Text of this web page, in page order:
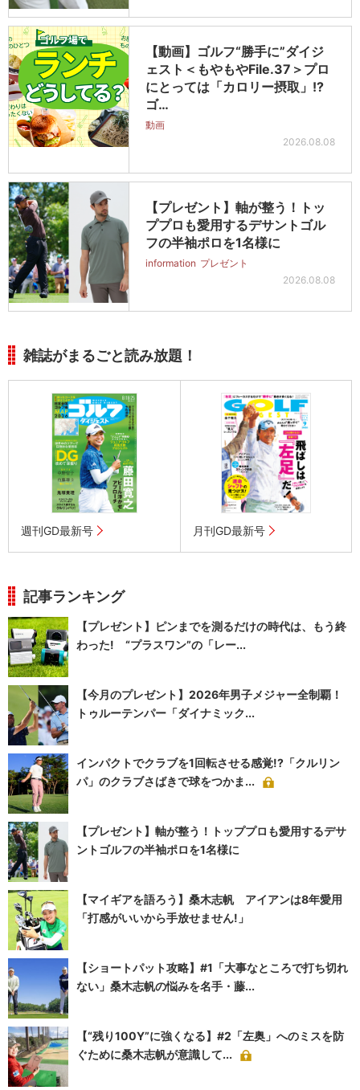
【動画】ゴルフ“勝手に”ダイジ
ェスト＜もやもやFile.37＞プロ
にとっては「カロリー摂取」!?
ゴ…
動画
2026.08.08
【プレゼント】軸が整う！トッ
ププロも愛用するデサントゴル
フの半袖ポロを1名様に
information プレゼント
2026.08.08
雑誌がまるごと読み放題！
週刊GD最新号 月刊GD最新号
記事ランキング
【プレゼント】ピンまでを測るだけの時代は、もう終
わった! “プラスワン”の「レー...
【今月のプレゼント】2026年男子メジャー全制覇！
トゥルーテンパー「ダイナミック...
インパクトでクラブを1回転させる感覚!?「クルリン
パ」のクラブさばきで球をつかま...
【プレゼント】軸が整う！トッププロも愛用するデサ
ントゴルフの半袖ポロを1名様に
【マイギアを語ろう】桑木志帆 アイアンは8年愛用
「打感がいいから手放せません!」
【ショートパット攻略】#1「大事なところで打ち切れ
ない」桑木志帆の悩みを名手・藤...
【“残り100Y”に強くなる】#2「左奥」へのミスを防
ぐために桑木志帆が意識して...